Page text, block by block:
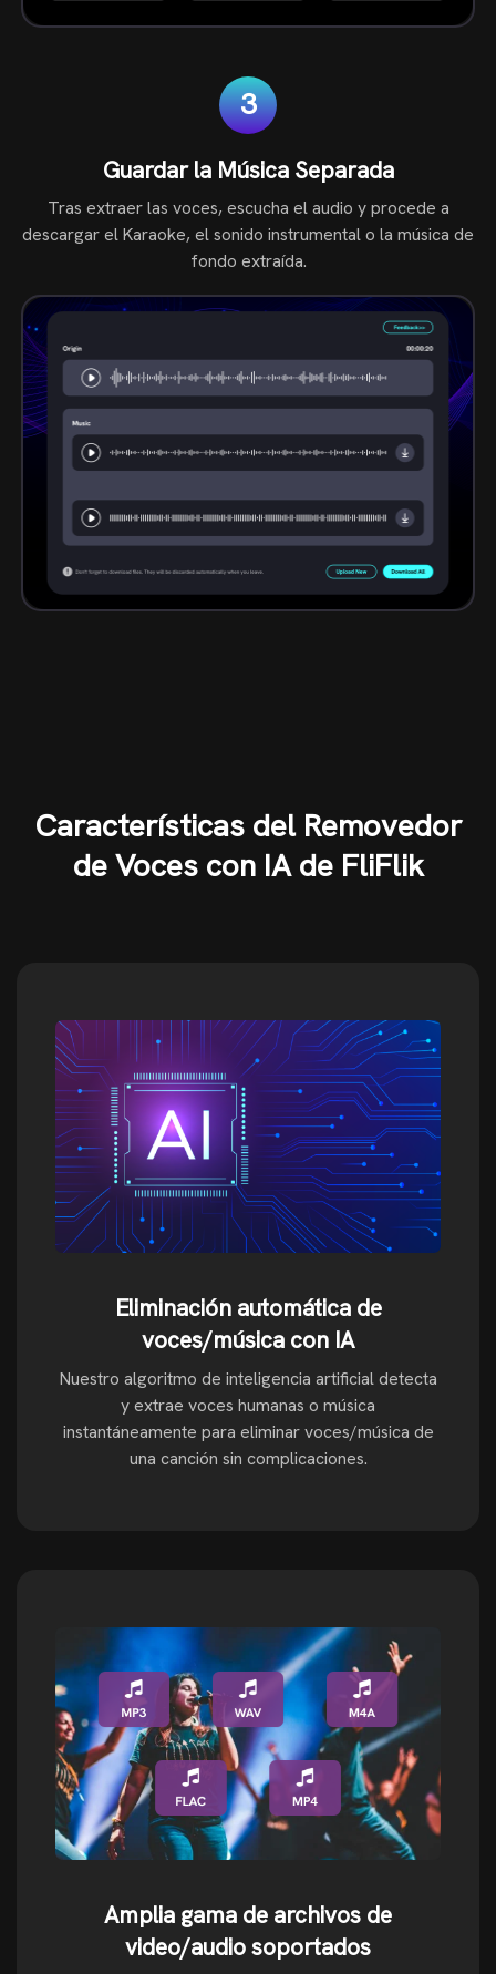
3
Guardar la Música Separada
Tras extraer las voces, escucha el audio y procede a
descargar el Karaoke, el sonido instrumental o la música de
fondo extraída.
Características del Removedor
de Voces con IA de FliFlik
Eliminación automática de
voces/música con IA
Nuestro algoritmo de inteligencia artificial detecta
y extrae voces humanas o música
instantáneamente para eliminar voces/música de
una canción sin complicaciones.
Amplia gama de archivos de
video/audio soportados